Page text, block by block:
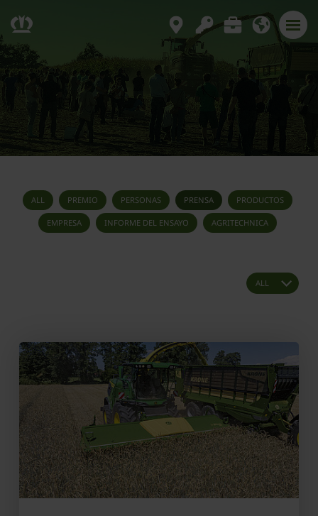
ALL PREMIO PERSONAS PRENSA PRODUCTOS
EMPRESA INFORME DEL ENSAYO AGRITECHNICA